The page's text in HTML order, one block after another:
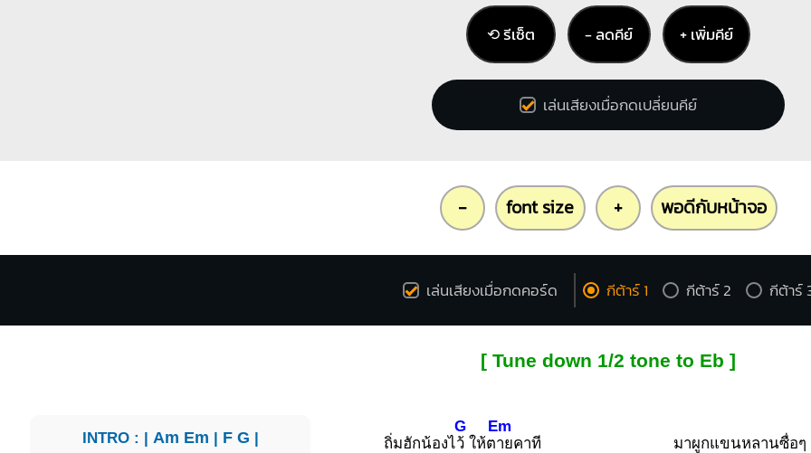
⟲ รีเซ็ต − ลดคีย์ + เพิ่มคีย์
เล่นเสียงเมื่อกดเปลี่ยนคีย์
- font size + พอดีกับหน้าจอ
เล่นเสียงเมื่อกดคอร์ด กีต้าร์ 1 กีต้าร์ 2 กีต้าร์
[ Tune down 1/2 tone to Eb ]
INTRO : | Am Em | F G |
ถิ่มฮักน้องไ
G
ว้ ให้ต
Em
ายคาที มาผูกแขนหลานซื่อๆ